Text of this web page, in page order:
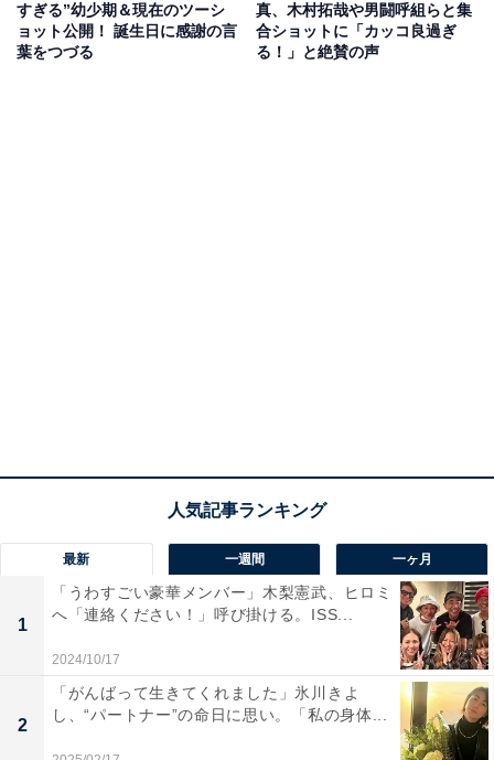
すぎる”幼少期＆現在のツーシ
ョット公開！ 誕生日に感謝の言
葉をつづる
真、木村拓哉や男闘呼組らと集
合ショットに「カッコ良過ぎ
る！」と絶賛の声
最新 一週間 一ヶ月
1
「うわすごい豪華メンバー」木梨憲武、ヒロミ
へ「連絡ください！」呼び掛ける。ISS...
2024/10/17
2
「がんばって生きてくれました」氷川きよ
し、“パートナー”の命日に思い。「私の身体...